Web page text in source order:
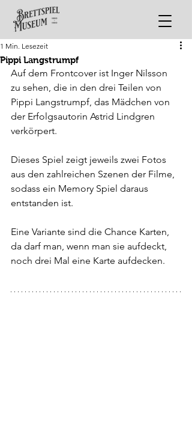
Pippi Langstrumpf
1 Min. Lesezeit
Auf dem Frontcover ist Inger Nilsson
zu sehen, die in den drei Teilen von
Pippi Langstrumpf, das Mädchen von
der Erfolgsautorin Astrid Lindgren
verkörpert.
Dieses Spiel zeigt jeweils zwei Fotos
aus den zahlreichen Szenen der Filme,
sodass ein Memory Spiel daraus
entstanden ist.
Eine Variante sind die Chance Karten,
da darf man, wenn man sie aufdeckt,
noch drei Mal eine Karte aufdecken.